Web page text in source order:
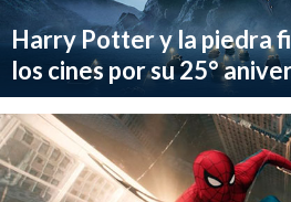
Harry Potter y la piedra
los cines por su 25°